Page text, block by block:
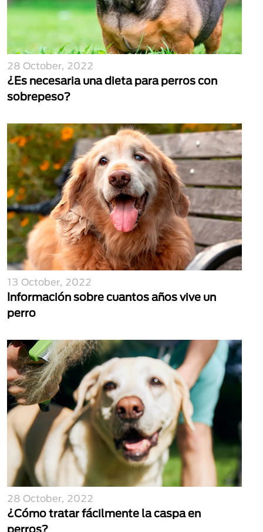
28 October, 2022
¿Es necesaria una dieta para perros con
sobrepeso?
13 October, 2022
Información sobre cuantos años vive un
perro
28 October, 2022
¿Cómo tratar fácilmente la caspa en
perros?